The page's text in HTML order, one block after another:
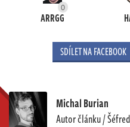
0
ARRGG
SDÍLET NA FACEBOOK
Michal Burian
Autor článku /